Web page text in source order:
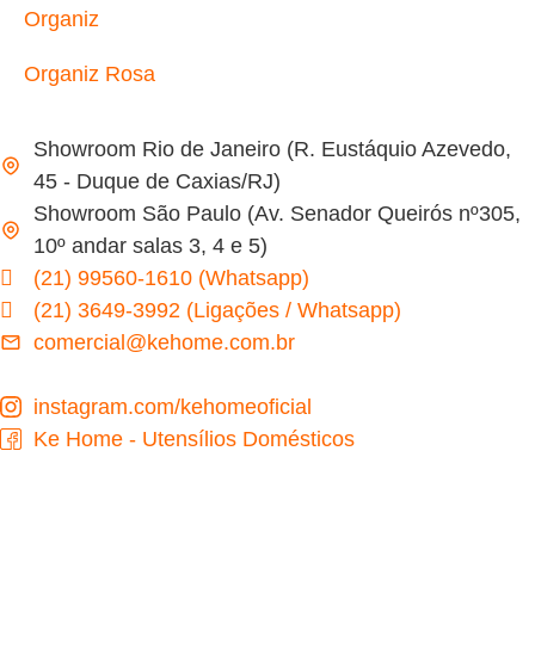
Organiz
Organiz Rosa
Showroom Rio de Janeiro (R. Eustáquio Azevedo,
45 - Duque de Caxias/RJ)
Showroom São Paulo (Av. Senador Queirós nº305,
10º andar salas 3, 4 e 5)
(21) 99560-1610 (Whatsapp)
(21) 3649-3992 (Ligações / Whatsapp)
comercial@kehome.com.br
instagram.com/kehomeoficial
Ke Home - Utensílios Domésticos